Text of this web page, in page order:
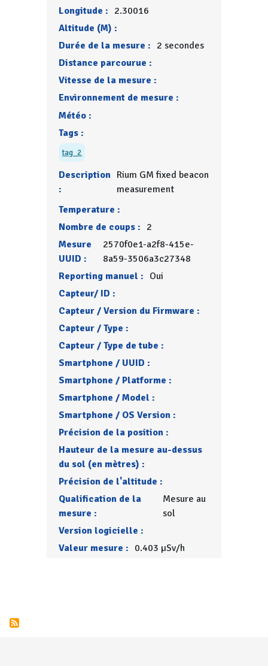
Longitude : 2.30016
Altitude (M) :
Durée de la mesure : 2 secondes
Distance parcourue :
Vitesse de la mesure :
Environnement de mesure :
Météo :
Tags :
tag_2
Description
:
Rium GM fixed beacon
measurement
Temperature :
Nombre de coups : 2
Mesure
UUID :
2570f0e1-a2f8-415e-
8a59-3506a3c27348
Reporting manuel : Oui
Capteur/ ID :
Capteur / Version du Firmware :
Capteur / Type :
Capteur / Type de tube :
Smartphone / UUID :
Smartphone / Platforme :
Smartphone / Model :
Smartphone / OS Version :
Précision de la position :
Hauteur de la mesure au-dessus
du sol (en mètres) :
Précision de l'altitude :
Qualification de la
mesure :
Mesure au
sol
Version logicielle :
Valeur mesure : 0.403 µSv/h